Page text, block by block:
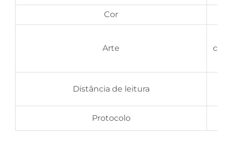
Cor
Arte
Distância de leitura
Protocolo